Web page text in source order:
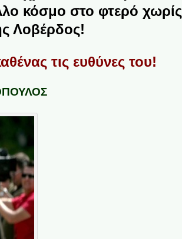
κόσμο στο φτερό χωρίς
Λοβέρδος!
τις ευθύνες του!